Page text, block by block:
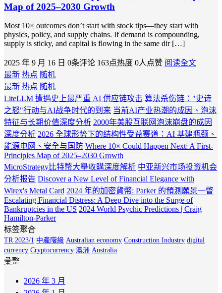
Map of 2025–2030 Growth
Most 10× outcomes don’t start with stock tips—they start with
physics, policy, and supply chains. If demand is compounding,
supply is sticky, and capital is flowing in the same dir […]
2025 年 9 月 16 日 0条评论 163点热度 0人点赞 阅读全文
最新 热点 随机
最新 热点 随机
LiteLLM 遭遇史上最严重 AI 供应链攻击 算法杀伤链："史诗
之怒"行动与AI战争时代的到来 当前AI产业热潮的成因、泡沫
特征与长期价值深度分析 2000年美股互联网泡沫崩盘的成因
深度分析 2026 全球形势下的结构性受益赛道：AI 基建瓶颈、
能源电网、安全与国防 Where 10× Could Happen Next: A First-
Principles Map of 2025–2030 Growth
MicroStrategy比特幣大舉收購深度解析 中亚新兴市场投资机会
分析报告 Discover a New Level of Financial Elegance with
Wirex's Metal Card 2024 年的加密貨幣: Parker 的預測願景一瞥
Escalating Financial Distress: A Deep Dive into the Surge of
Bankruptcies in the US 2024 World Psychic Predictions | Craig
Hamilton-Parker
标签聚合
TR 2023/1 中產階級 Australian economy Construction Industry digital
currency Cryptocurrency 澳洲 Australia
彙整
2026 年 3 月